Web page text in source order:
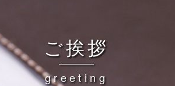
ご挨拶
greeting